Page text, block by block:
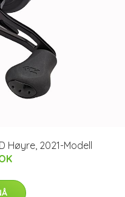
Høyre, 2021-Modell